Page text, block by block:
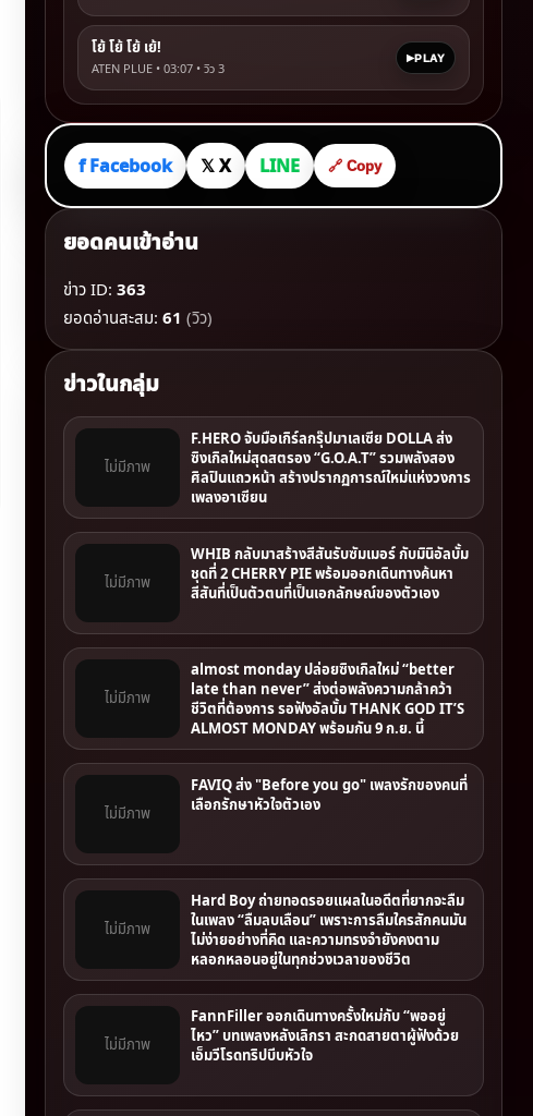
โย้ โย้ โย้ เย้!
ATEN PLUE • 03:07 • วิว 3
PLAY
f Facebook 𝕏 X LINE 🔗 Copy
ยอดคนเข้าอ่าน
ข่าว ID: 363
ยอดอ่านสะสม: 61 (วิว)
ข่าวในกลุ่ม
ไม่มีภาพ
F.HERO จับมือเกิร์ลกรุ๊ปมาเลเซีย DOLLA ส่ง
ซิงเกิลใหม่สุดสตรอง “G.O.A.T” รวมพลังสอง
ศิลปินแถวหน้า สร้างปรากฏการณ์ใหม่แห่งวงการ
เพลงอาเซียน
ไม่มีภาพ
WHIB กลับมาสร้างสีสันรับซัมเมอร์ กับมินิอัลบั้ม
ชุดที่ 2 CHERRY PIE พร้อมออกเดินทางค้นหา
สีสันที่เป็นตัวตนที่เป็นเอกลักษณ์ของตัวเอง
ไม่มีภาพ
almost monday ปล่อยซิงเกิลใหม่ “better
late than never” ส่งต่อพลังความกล้าคว้า
ชีวิตที่ต้องการ รอฟังอัลบั้ม THANK GOD IT’S
ALMOST MONDAY พร้อมกัน 9 ก.ย. นี้
ไม่มีภาพ
FAVIQ ส่ง "Before you go" เพลงรักของคนที่
เลือกรักษาหัวใจตัวเอง
ไม่มีภาพ
Hard Boy ถ่ายทอดรอยแผลในอดีตที่ยากจะลืม
ในเพลง “ลืมลบเลือน” เพราะการลืมใครสักคนมัน
ไม่ง่ายอย่างที่คิด และความทรงจํายังคงตาม
หลอกหลอนอยู่ในทุกช่วงเวลาของชีวิต
ไม่มีภาพ
FannFiller ออกเดินทางครั้งใหม่กับ “พออยู่
ไหว” บทเพลงหลังเลิกรา สะกดสายตาผู้ฟังด้วย
เอ็มวีโรดทริปบีบหัวใจ